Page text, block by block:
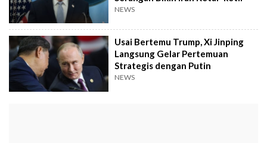
NEWS
Usai Bertemu Trump, Xi Jinping
Langsung Gelar Pertemuan
Strategis dengan Putin
NEWS